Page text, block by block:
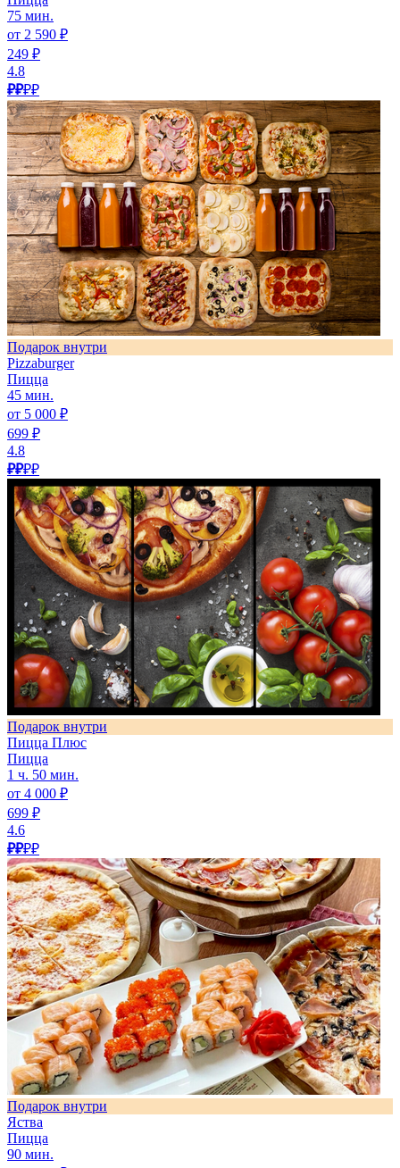
75 мин.
от 2 590 ₽
249 ₽
4.8
₽₽₽₽
Подарок внутри
Pizzaburger
Пицца
45 мин.
от 5 000 ₽
699 ₽
4.8
₽₽₽₽
Подарок внутри
Пицца Плюс
Пицца
1 ч. 50 мин.
от 4 000 ₽
699 ₽
4.6
₽₽₽₽
Подарок внутри
Яства
Пицца
90 мин.